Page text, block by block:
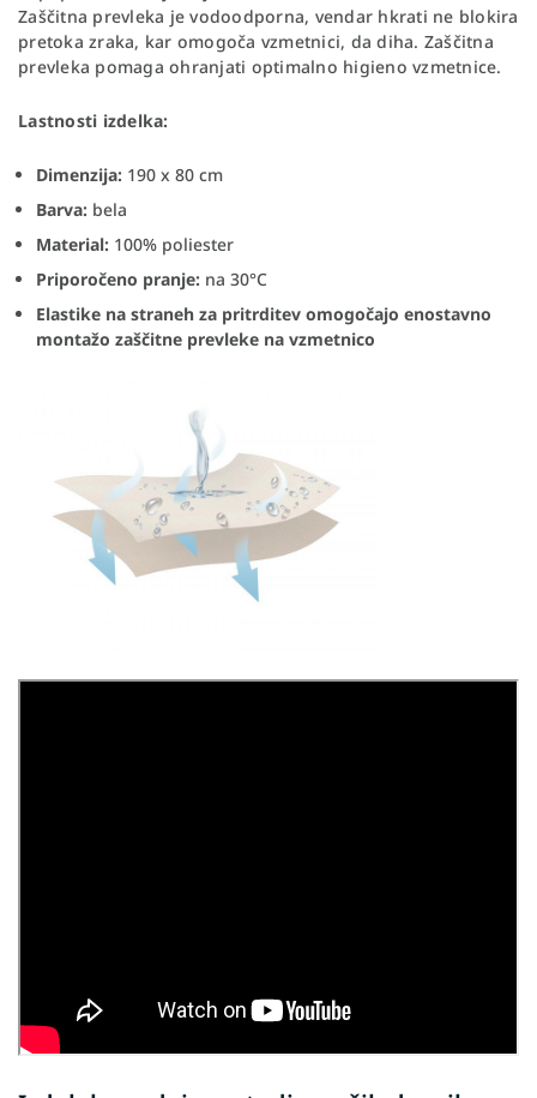
Zaščitna prevleka je vodoodporna, vendar hkrati ne blokira
pretoka zraka, kar omogoča vzmetnici, da diha. Zaščitna
prevleka pomaga ohranjati optimalno higieno vzmetnice.
Lastnosti izdelka:
Dimenzija: 190 x 80 cm
Barva: bela
Material: 100% poliester
Priporočeno pranje: na 30°C
Elastike na straneh za pritrditev omogočajo enostavno
montažo zaščitne prevleke na vzmetnico